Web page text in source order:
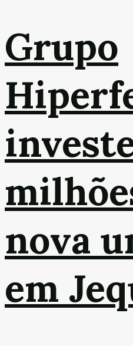
Grupo
nova
em